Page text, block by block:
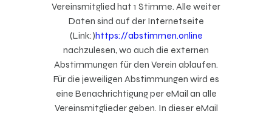
Vereinsmitglied hat 1 Stimme. Alle weiter
Daten sind auf der Internetseite
(Link:)https://abstimmen.online
nachzulesen, wo auch die externen
Abstimmungen für den Verein ablaufen.
Für die jeweiligen Abstimmungen wird es
eine Benachrichtigung per eMail an alle
Vereinsmitglieder geben. In dieser eMail